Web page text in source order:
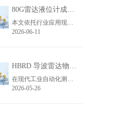
80G雷达液位计成行业主流！国产雷达液位计五大发展趋势解析
本文依托行业应用现状与技术迭代规律，聚焦80G雷达液位计技术升级核心，从高频迭代普及、数字化智能升级、工况专属定制、一体化结构优化、安全合规升级五大维度，深度拆解国产雷达液位计未来发展趋势，贴合工业选型需求与搜索引擎收录规则，为行业技术升级、设备采购改造提供专业参考。
2026-06-11
HBRD 导波雷达物位计全面介绍、应用场景及核心优势
在现代工业自动化测控领域，物位监测是生产线稳定运行、仓储管理、工艺调控的重要环节。面对粘稠介质、易结晶物料、低介电常数介质、狭小罐体、强腐蚀工况等复杂测量环境，传统液位、料位仪表常常出现测量不准、卡料、失灵、寿命短等问题。而HBRD导波雷达物位计凭借成熟的技术架构与稳定的实测表现，成为工业现场主流的精密物位测量设备。
2026-05-26